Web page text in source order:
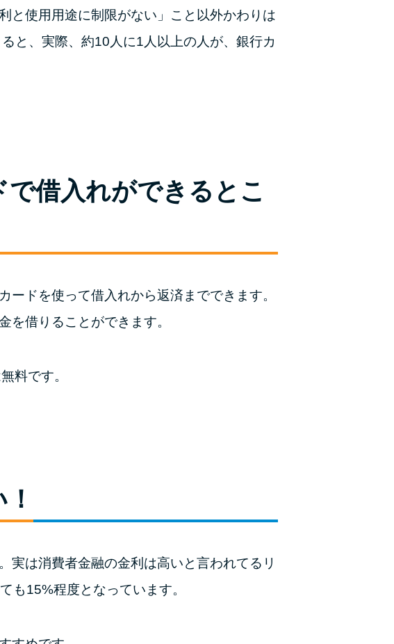
申し込みブラックとは?判断の目安や審査に通
らない理由
アコムとレイクどっちがいいの？ カードロー
ンの選び方を徹底解説！
利でお得な返済方法はどれ？
年収が低い＆他社借入があると落ちる？バンク
と使用用途に制限がない」こと以外かわりは
と、実際、約10人に1人以上の人が、銀行カ
借入れができるとこ
ドを使って借入れから返済までできます。
を借りることができます。
料です。
実は消費者金融の金利は高いと言われてるリ
も15%程度となっています。